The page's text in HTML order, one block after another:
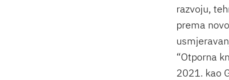
razvoju,
prema
“Otporna
2021. kao